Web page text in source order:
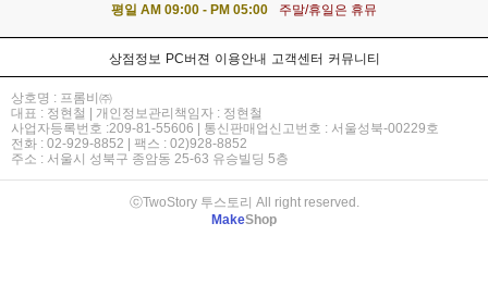
평일 AM 09:00 - PM 05:00 주말/휴일은 휴뮤
상점정보 PC버젼 이용안내 고객센터 커뮤니티
상호명 : 프롬비㈜
대표 : 정현철 | 개인정보관리책임자 : 정현철
사업자등록번호 :209-81-55606 | 통신판매업신고번호 : 서울성북-00229호
전화 : 02-929-8852 | 팩스 : 02)928-8852
주소 : 서울시 성북구 종암동 25-63 유승빌딩 5층
ⓒTwoStory 투스토리 All right reserved.
MakeShop